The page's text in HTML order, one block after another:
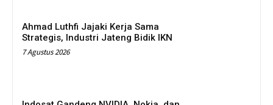
Ahmad Luthfi Jajaki Kerja Sama
Strategis, Industri Jateng Bidik IKN
7 Agustus 2026